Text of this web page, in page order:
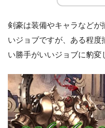
剣豪は装備やキャラなどが
いジョブですが、ある程
い勝手がいいジョブに豹変